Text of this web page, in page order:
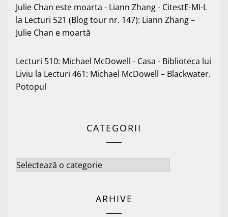
Julie Chan este moarta - Liann Zhang - CitestE-MI-L
la Lecturi 521 (Blog tour nr. 147): Liann Zhang –
Julie Chan e moartă
Lecturi 510: Michael McDowell - Casa - Biblioteca lui
Liviu la Lecturi 461: Michael McDowell – Blackwater.
Potopul
CATEGORII
Categorii
ARHIVE